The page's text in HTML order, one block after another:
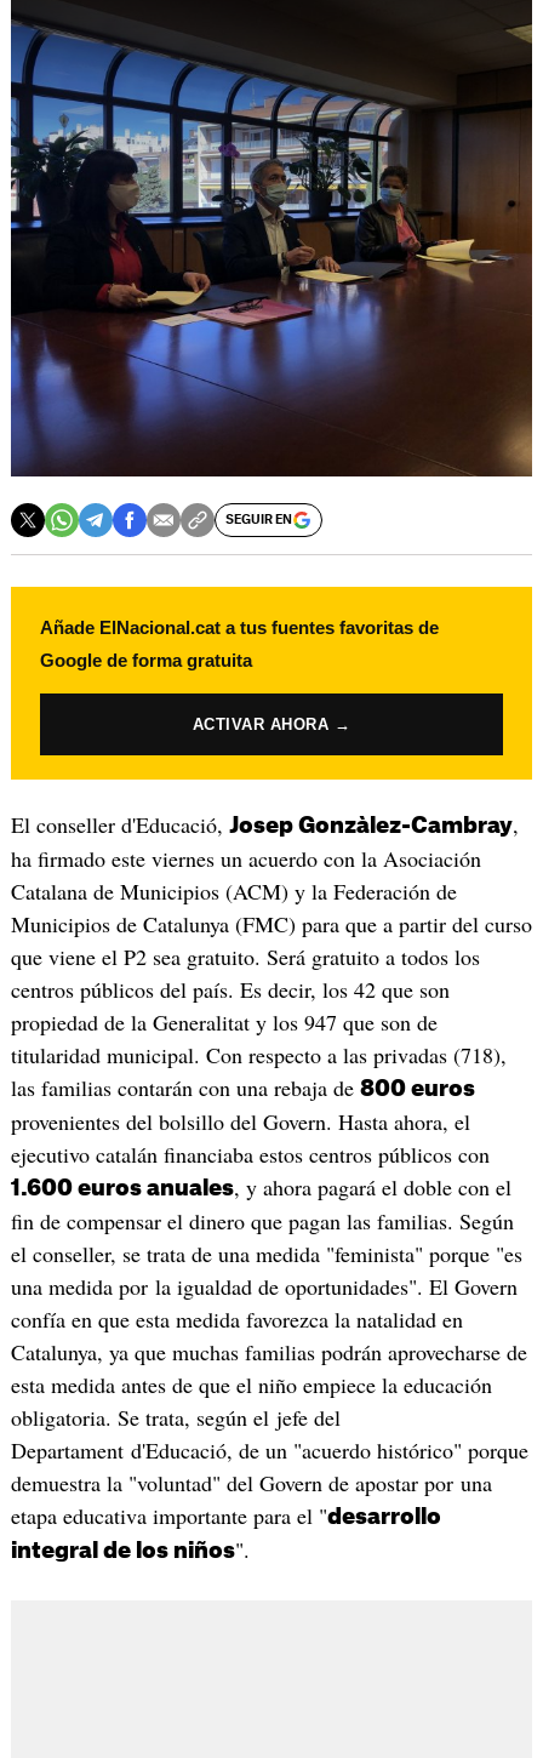
SEGUIR EN
Añade ElNacional.cat a tus fuentes favoritas de
Google de forma gratuita
ACTIVAR AHORA →
El conseller d'Educació, Josep Gonzàlez-Cambray,
ha firmado este viernes un acuerdo con la Asociación
Catalana de Municipios (ACM) y la Federación de
Municipios de Catalunya (FMC) para que a partir del curso
que viene el P2 sea gratuito. Será gratuito a todos los
centros públicos del país. Es decir, los 42 que son
propiedad de la Generalitat y los 947 que son de
titularidad municipal. Con respecto a las privadas (718),
las familias contarán con una rebaja de 800 euros
provenientes del bolsillo del Govern. Hasta ahora, el
ejecutivo catalán financiaba estos centros públicos con
1.600 euros anuales, y ahora pagará el doble con el
fin de compensar el dinero que pagan las familias. Según
el conseller, se trata de una medida "feminista" porque "es
una medida por la igualdad de oportunidades". El Govern
confía en que esta medida favorezca la natalidad en
Catalunya, ya que muchas familias podrán aprovecharse de
esta medida antes de que el niño empiece la educación
obligatoria. Se trata, según el jefe del
Departament d'Educació, de un "acuerdo histórico" porque
demuestra la "voluntad" del Govern de apostar por una
etapa educativa importante para el "desarrollo
integral de los niños".